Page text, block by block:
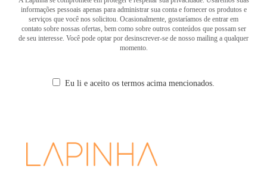
informações pessoais apenas para administrar sua conta e fornecer os produtos e
serviços que você nos solicitou. Ocasionalmente, gostaríamos de entrar em
contato sobre nossas ofertas, bem como sobre outros conteúdos que possam ser
de seu interesse. Você pode optar por desinscrever-se de nosso mailing a qualquer
momento.
Eu li e aceito os termos acima mencionados.